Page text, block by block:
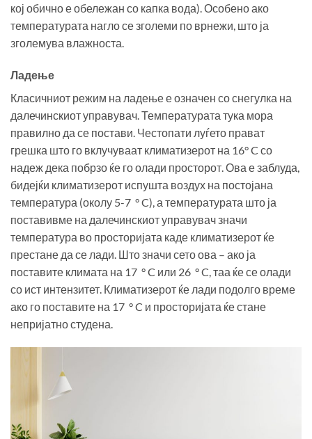
кој обично е обележан со капка вода). Особено ако
температурата нагло се зголеми по врнежи, што ја
зголемува влажноста.
Ладење
Класичниот режим на ладење е означен со снегулка на
далечинскиот управувач. Температурата тука мора
правилно да се постави. Честопати луѓето прават
грешка што го вклучуваат климатизерот на 16° C со
надеж дека побрзо ќе го олади просторот. Ова е заблуда,
бидејќи климатизерот испушта воздух на постојана
температура (околу 5-7 ° C), а температурата што ја
поставивме на далечинскиот управувач значи
температура во просторијата каде климатизерот ќе
престане да се лади. Што значи сето ова – ако ја
поставите климата на 17 ° C или 26 ° C, таа ќе се олади
со ист интензитет. Климатизерот ќе лади подолго време
ако го поставите на 17 ° C и просторијата ќе стане
непријатно студена.